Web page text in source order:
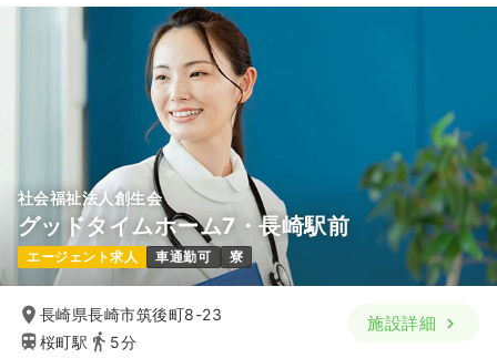
「HelC＋（ヘルシー）」などを提供。そのほか、被験者募集サ
ービス、処方箋データベースを活用したデータ分析サービスな
ども行なっています。
■看護師・臨床検査技師・薬剤師など、さまざまな有資格者が
在籍しており、女性も多く活躍。産前産後休暇・育児休業・介
護休業などの制度があり、産休・育休の取得実績も豊富です。
また、1チームは約5～6名で、マネージメントラインが明確で
周囲に相談しやすい環境です。
社会福祉法人創生会
グッドタイムホーム7・長崎駅前
エージェント求人 車通勤可 寮
長崎県長崎市筑後町8-23
桜町駅
5分
施設詳細